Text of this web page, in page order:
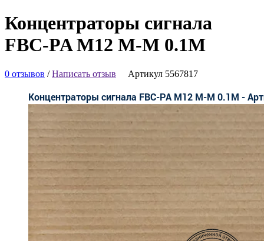
Концентраторы сигнала
FBC-PA M12 M-M 0.1M
0 отзывов /Написать отзыв Артикул 5567817